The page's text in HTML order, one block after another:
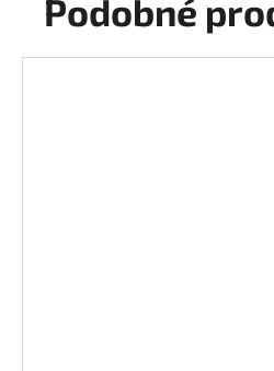
Podobné